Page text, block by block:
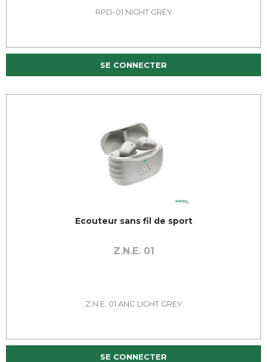
RPD-01 NIGHT GREY
SE CONNECTER
Ecouteur sans fil de sport
Z.N.E. 01
Z.N.E. 01 ANC LIGHT GREY
SE CONNECTER